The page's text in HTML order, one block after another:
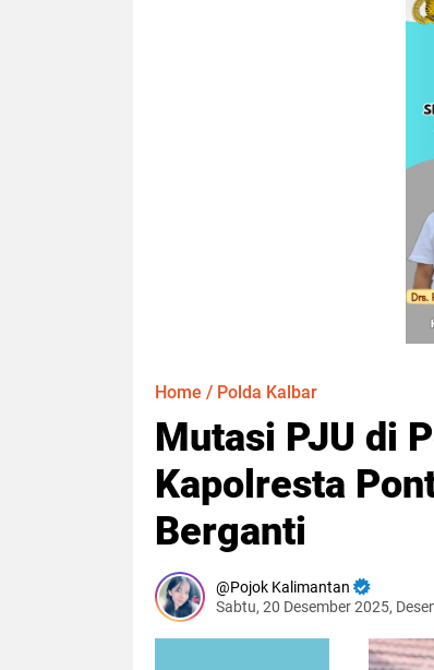
Home / Polda Kalbar
Mutasi PJU di
Kapolresta
Berganti
Pojok Kalimantan
Sabtu, 20 Desember 2025,